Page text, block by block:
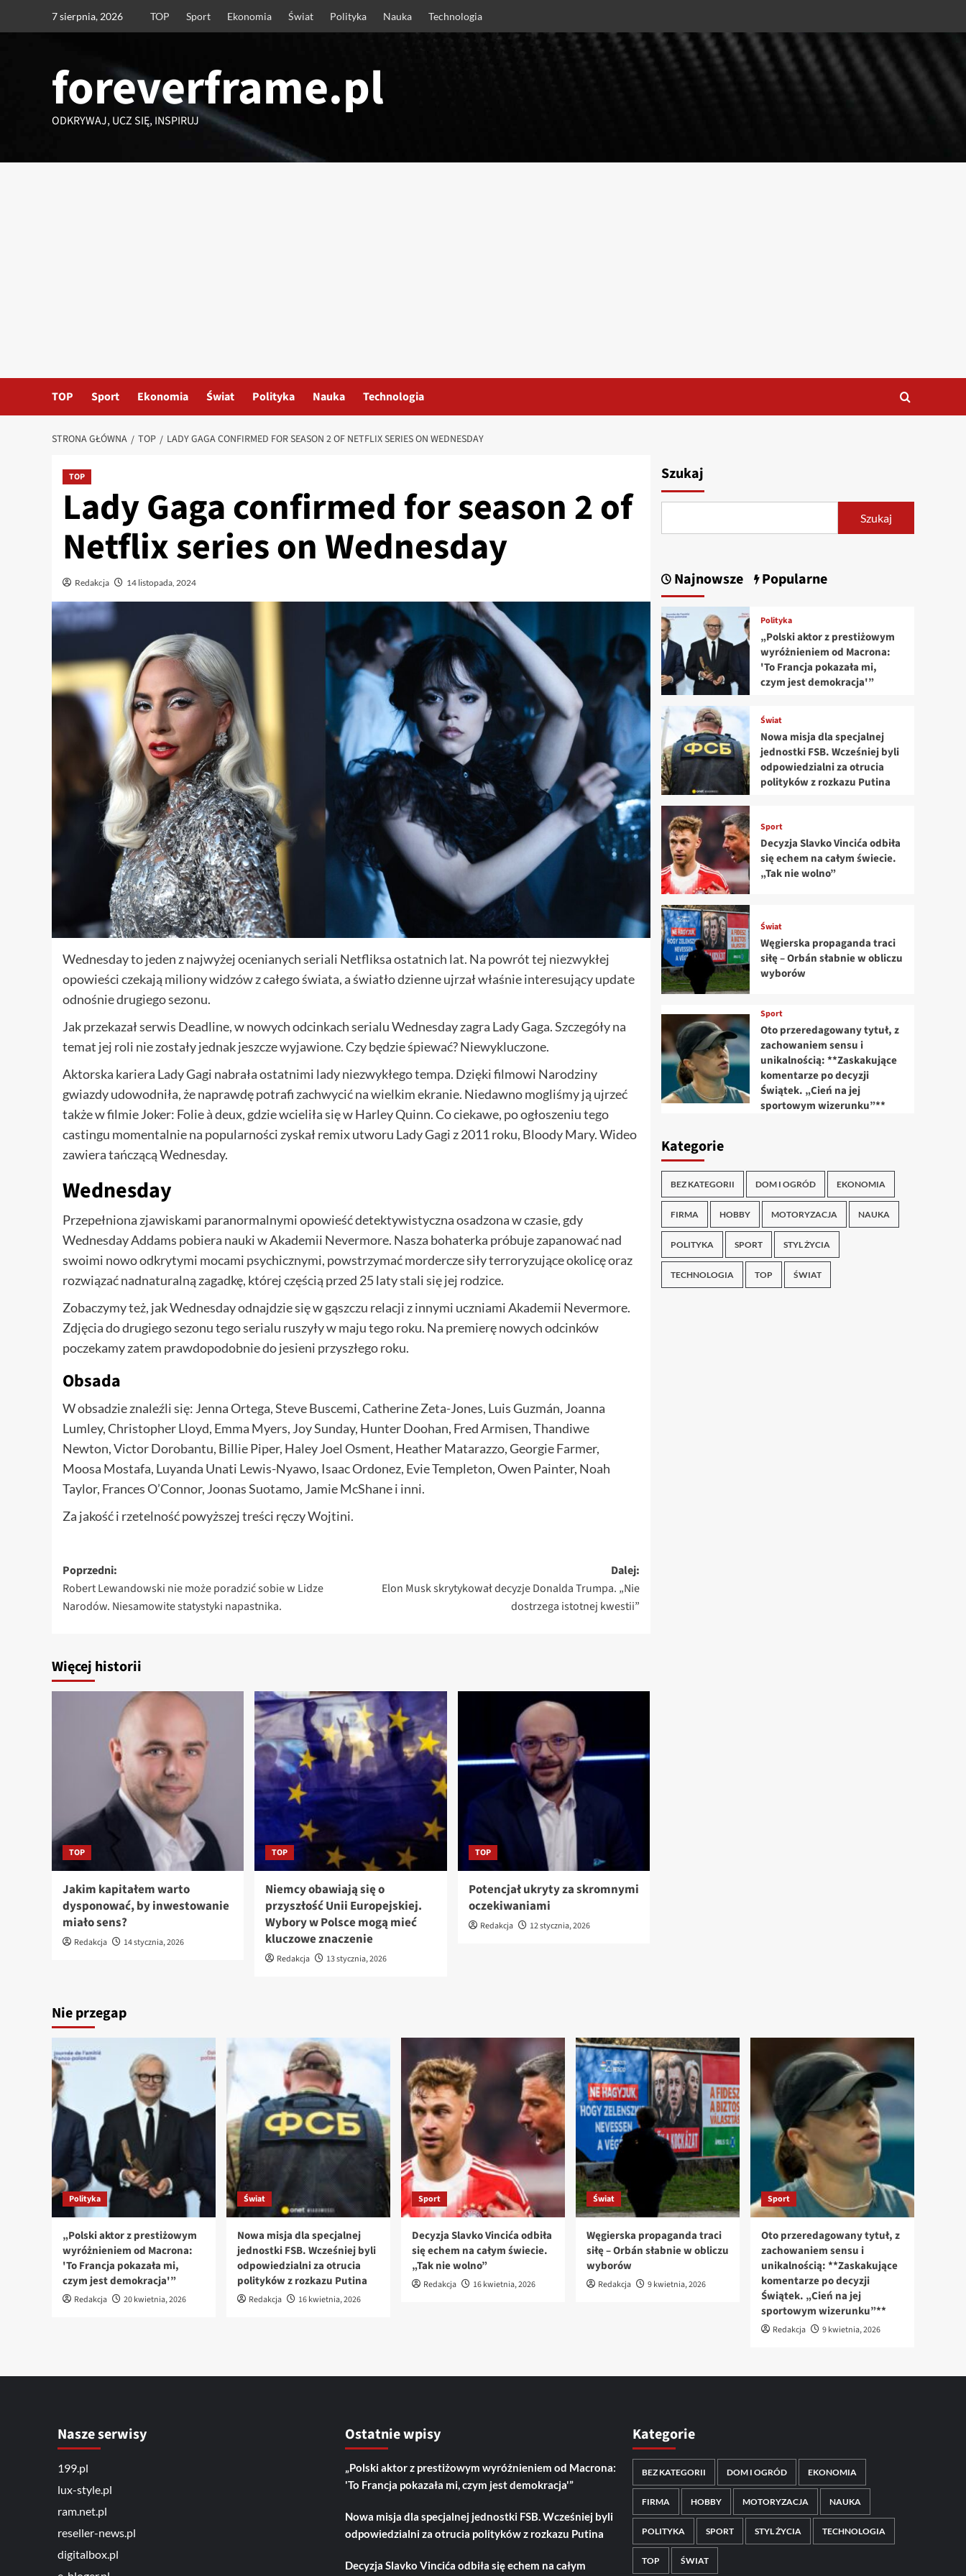
7 sierpnia, 2026 TOP Sport Ekonomia Świat Polityka Nauka Technologia
foreverframe.pl
ODKRYWAJ, UCZ SIĘ, INSPIRUJ
TOP Sport Ekonomia Świat Polityka Nauka Technologia
STRONA GŁÓWNA TOP LADY GAGA CONFIRMED FOR SEASON 2 OF NETFLIX SERIES ON WEDNESDAY
TOP
Lady Gaga confirmed for season 2 of
Netflix series on Wednesday
Redakcja 14 listopada, 2024
Wednesday to jeden z najwyżej ocenianych seriali Netfliksa ostatnich lat. Na powrót tej niezwykłej
opowieści czekają miliony widzów z całego świata, a światło dzienne ujrzał właśnie interesujący update
odnośnie drugiego sezonu.
Jak przekazał serwis Deadline, w nowych odcinkach serialu Wednesday zagra Lady Gaga. Szczegóły na
temat jej roli nie zostały jednak jeszcze wyjawione. Czy będzie śpiewać? Niewykluczone.
Aktorska kariera Lady Gagi nabrała ostatnimi lady niezwykłego tempa. Dzięki filmowi Narodziny
gwiazdy udowodniła, że naprawdę potrafi zachwycić na wielkim ekranie. Niedawno mogliśmy ją ujrzeć
także w filmie Joker: Folie à deux, gdzie wcieliła się w Harley Quinn. Co ciekawe, po ogłoszeniu tego
castingu momentalnie na popularności zyskał remix utworu Lady Gagi z 2011 roku, Bloody Mary. Wideo
zawiera tańczącą Wednesday.
Wednesday
Przepełniona zjawiskami paranormalnymi opowieść detektywistyczna osadzona w czasie, gdy
Wednesday Addams pobiera nauki w Akademii Nevermore. Nasza bohaterka próbuje zapanować nad
swoimi nowo odkrytymi mocami psychicznymi, powstrzymać mordercze siły terroryzujące okolicę oraz
rozwiązać nadnaturalną zagadkę, której częścią przed 25 laty stali się jej rodzice.
Zobaczymy też, jak Wednesday odnajdzie się w gąszczu relacji z innymi uczniami Akademii Nevermore.
Zdjęcia do drugiego sezonu tego serialu ruszyły w maju tego roku. Na premierę nowych odcinków
poczekamy zatem prawdopodobnie do jesieni przyszłego roku.
Obsada
W obsadzie znaleźli się: Jenna Ortega, Steve Buscemi, Catherine Zeta-Jones, Luis Guzmán, Joanna
Lumley, Christopher Lloyd, Emma Myers, Joy Sunday, Hunter Doohan, Fred Armisen, Thandiwe
Newton, Victor Dorobantu, Billie Piper, Haley Joel Osment, Heather Matarazzo, Georgie Farmer,
Moosa Mostafa, Luyanda Unati Lewis-Nyawo, Isaac Ordonez, Evie Templeton, Owen Painter, Noah
Taylor, Frances O’Connor, Joonas Suotamo, Jamie McShane i inni.
Za jakość i rzetelność powyższej treści ręczy Wojtini.
Zobacz
wpisy
Poprzedni:
Robert Lewandowski nie może poradzić sobie w Lidze
Narodów. Niesamowite statystyki napastnika.
Dalej:
Elon Musk skrytykował decyzje Donalda Trumpa. „Nie
dostrzega istotnej kwestii”
Więcej historii
TOP
Jakim kapitałem warto
dysponować, by inwestowanie
miało sens?
Redakcja 14 stycznia, 2026
TOP
Niemcy obawiają się o
przyszłość Unii Europejskiej.
Wybory w Polsce mogą mieć
kluczowe znaczenie
Redakcja 13 stycznia, 2026
TOP
Potencjał ukryty za skromnymi
oczekiwaniami
Redakcja 12 stycznia, 2026
Szukaj
Szukaj
Najnowsze Popularne
Polityka
„Polski aktor z prestiżowym
wyróżnieniem od Macrona:
'To Francja pokazała mi,
czym jest demokracja'”
Świat
Nowa misja dla specjalnej
jednostki FSB. Wcześniej byli
odpowiedzialni za otrucia
polityków z rozkazu Putina
Sport
Decyzja Slavko Vincića odbiła
się echem na całym świecie.
„Tak nie wolno”
Świat
Węgierska propaganda traci
siłę – Orbán słabnie w obliczu
wyborów
Sport
Oto przeredagowany tytuł, z
zachowaniem sensu i
unikalnością: **Zaskakujące
komentarze po decyzji
Świątek. „Cień na jej
sportowym wizerunku”**
Kategorie
BEZ KATEGORII DOM I OGRÓD EKONOMIA
FIRMA HOBBY MOTORYZACJA NAUKA
POLITYKA SPORT STYL ŻYCIA
TECHNOLOGIA TOP ŚWIAT
Nie przegap
Polityka
„Polski aktor z prestiżowym
wyróżnieniem od Macrona:
'To Francja pokazała mi,
czym jest demokracja'”
Redakcja 20 kwietnia, 2026
Świat
Nowa misja dla specjalnej
jednostki FSB. Wcześniej byli
odpowiedzialni za otrucia
polityków z rozkazu Putina
Redakcja 16 kwietnia, 2026
Sport
Decyzja Slavko Vincića odbiła
się echem na całym świecie.
„Tak nie wolno”
Redakcja 16 kwietnia, 2026
Świat
Węgierska propaganda traci
siłę – Orbán słabnie w obliczu
wyborów
Redakcja 9 kwietnia, 2026
Sport
Oto przeredagowany tytuł, z
zachowaniem sensu i
unikalnością: **Zaskakujące
komentarze po decyzji
Świątek. „Cień na jej
sportowym wizerunku”**
Redakcja 9 kwietnia, 2026
Nasze serwisy
199.pl
lux-style.pl
ram.net.pl
reseller-news.pl
digitalbox.pl
Ostatnie wpisy
„Polski aktor z prestiżowym wyróżnieniem od Macrona:
'To Francja pokazała mi, czym jest demokracja'”
Nowa misja dla specjalnej jednostki FSB. Wcześniej byli
odpowiedzialni za otrucia polityków z rozkazu Putina
Decyzja Slavko Vincića odbiła się echem na całym
Kategorie
BEZ KATEGORII DOM I OGRÓD EKONOMIA
FIRMA HOBBY MOTORYZACJA NAUKA
POLITYKA SPORT STYL ŻYCIA TECHNOLOGIA
TOP ŚWIAT